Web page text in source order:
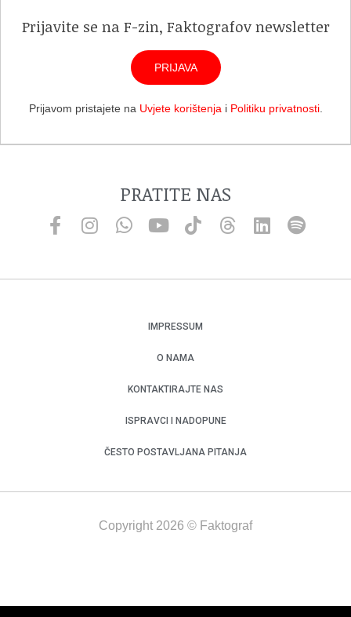
Prijavite se na F-zin, Faktografov newsletter
PRIJAVA
Prijavom pristajete na Uvjete korištenja i Politiku privatnosti.
PRATITE NAS
IMPRESSUM
O NAMA
KONTAKTIRAJTE NAS
ISPRAVCI I NADOPUNE
ČESTO POSTAVLJANA PITANJA
Copyright 2026 © Faktograf